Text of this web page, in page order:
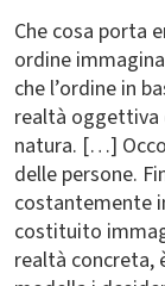
Che cosa porta
ordine
che l’ordine in
realtà oggettiva
natura. […]
delle persone.
costantemente
costituito
realtà concreta,